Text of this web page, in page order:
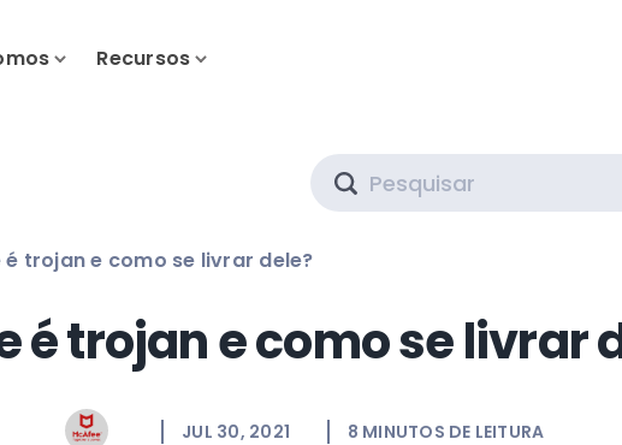
Recursos
é trojan e como se livrar dele?
é trojan e como se livrar
JUL 30, 2021 8 MINUTOS DE LEITURA